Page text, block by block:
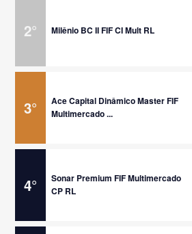
2° Milênio BC II FIF CI Mult RL
3°
Ace Capital Dinâmico Master FIF
Multimercado ...
4°
Sonar Premium FIF Multimercado
CP RL